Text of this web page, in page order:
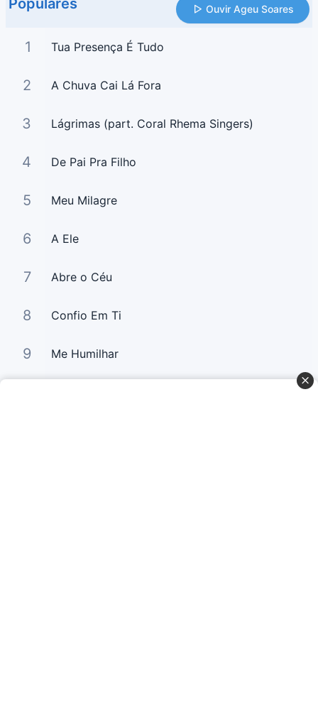
Populares Ouvir Ageu Soares
1 Tua Presença É Tudo
2 A Chuva Cai Lá Fora
3 Lágrimas (part. Coral Rhema Singers)
4 De Pai Pra Filho
5 Meu Milagre
6 A Ele
7 Abre o Céu
8 Confio Em Ti
9 Me Humilhar